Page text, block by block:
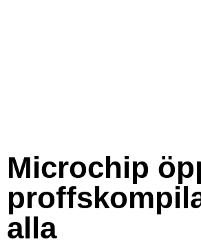
Microchip
alla